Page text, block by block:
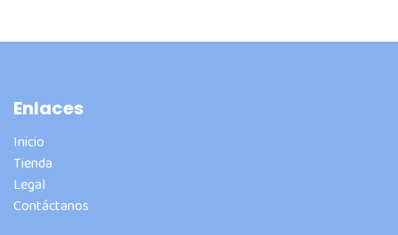
Enlaces
Inicio
Tienda
Legal
Contáctanos